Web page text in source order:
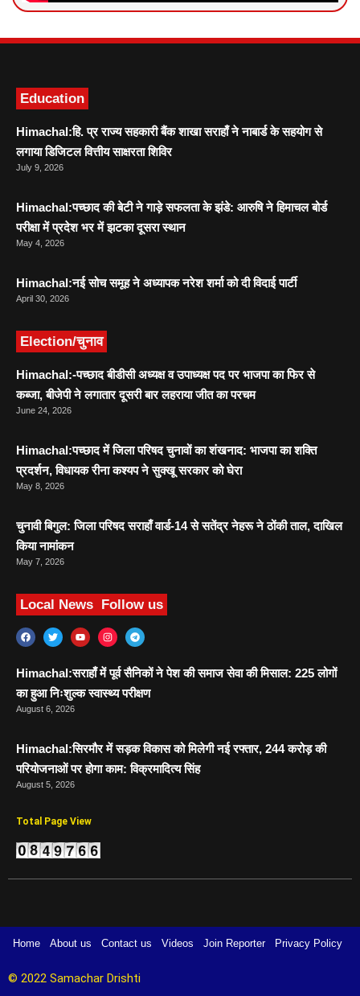
Education
Himachal:हि. प्र राज्य सहकारी बैंक शाखा सराहाँ ने नाबार्ड के सहयोग से
लगाया डिजिटल वित्तीय साक्षरता शिविर
July 9, 2026
Himachal:पच्छाद की बेटी ने गाड़े सफलता के झंडे: आरुषि ने हिमाचल बोर्ड
परीक्षा में प्रदेश भर में झटका दूसरा स्थान
May 4, 2026
Himachal:नई सोच समूह ने अध्यापक नरेश शर्मा को दी विदाई पार्टी
April 30, 2026
Election/चुनाव
Himachal:-पच्छाद बीडीसी अध्यक्ष व उपाध्यक्ष पद पर भाजपा का फिर से
कब्जा, बीजेपी ने लगातार दूसरी बार लहराया जीत का परचम
June 24, 2026
Himachal:पच्छाद में जिला परिषद चुनावों का शंखनाद: भाजपा का शक्ति
प्रदर्शन, विधायक रीना कश्यप ने सुक्खू सरकार को घेरा
May 8, 2026
चुनावी बिगुल: जिला परिषद सराहाँ वार्ड-14 से सतेंद्र नेहरू ने ठोंकी ताल, दाखिल
किया नामांकन
May 7, 2026
Local News Follow us
Himachal:सराहाँ में पूर्व सैनिकों ने पेश की समाज सेवा की मिसाल: 225 लोगों
का हुआ निःशुल्क स्वास्थ्य परीक्षण
August 6, 2026
Himachal:सिरमौर में सड़क विकास को मिलेगी नई रफ्तार, 244 करोड़ की
परियोजनाओं पर होगा काम: विक्रमादित्य सिंह
August 5, 2026
Total Page View
Home About us Contact us Videos Join Reporter Privacy Policy
© 2022 Samachar Drishti